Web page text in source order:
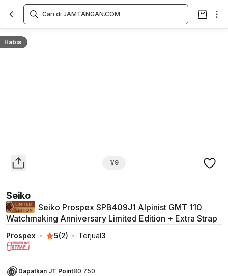
Habis
1/9
Seiko
Seiko Prospex SPB409J1 Alpinist GMT 110
Watchmaking Anniversary Limited Edition + Extra Strap
Prospex 5(2) Terjual3
Dapatkan JT Point80.750
Overview